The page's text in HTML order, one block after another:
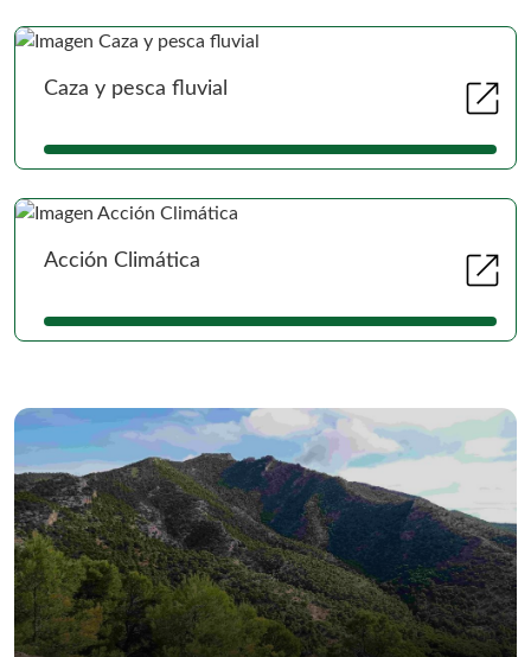
Caza y pesca fluvial Se
open_in_new
Acción Climática Se
open_in_new